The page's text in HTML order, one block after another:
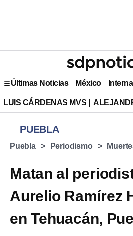
Últimas Noticias México
LUIS CÁRDENAS MVS
PUEBLA
Puebla Periodismo
Matan al
Aurelio Ramírez
en Tehuacán,